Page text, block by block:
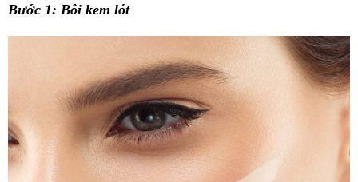
Bước 1: Bôi kem lót